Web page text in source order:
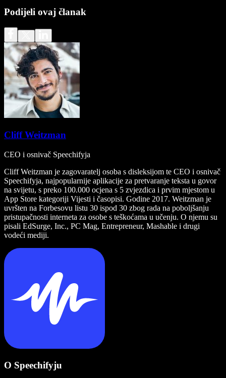
Podijeli ovaj članak
Cliff Weitzman
CEO i osnivač Speechifyja
Cliff Weitzman je zagovaratelj osoba s disleksijom te CEO i osnivač
Speechifyja, najpopularnije aplikacije za pretvaranje teksta u govor
na svijetu, s preko 100.000 ocjena s 5 zvjezdica i prvim mjestom u
App Store kategoriji Vijesti i časopisi. Godine 2017. Weitzman je
uvršten na Forbesovu listu 30 ispod 30 zbog rada na poboljšanju
pristupačnosti interneta za osobe s teškoćama u učenju. O njemu su
pisali EdSurge, Inc., PC Mag, Entrepreneur, Mashable i drugi
vodeći mediji.
O Speechifyju